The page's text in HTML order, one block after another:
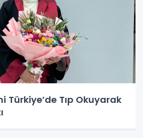
Türkiye’de Tıp Okuyarak